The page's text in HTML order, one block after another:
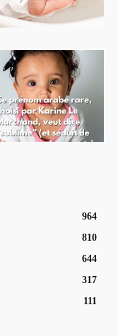
964
810
644
317
111